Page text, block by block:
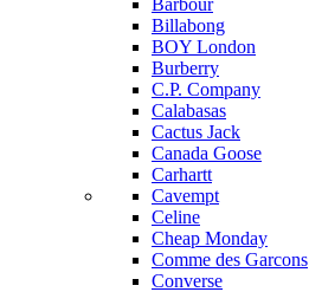
Barbour
Billabong
BOY London
Burberry
C.P. Company
Calabasas
Cactus Jack
Canada Goose
Carhartt
Cavempt
Celine
Cheap Monday
Comme des Garcons
Converse